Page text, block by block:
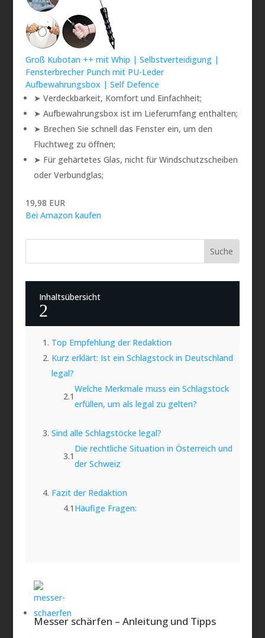
Groß Kubotan ++ mit Whip | Selbstverteidigung |
Fensterbrecher Punch mit PU-Leder
Aufbewahrungsbox | Self Defence
➤ Verdeckbarkeit, Komfort und Einfachheit;
➤ Aufbewahrungsbox ist im Lieferumfang enthalten;
➤ Brechen Sie schnell das Fenster ein, um den
Fluchtweg zu öffnen;
➤ Für gehärtetes Glas, nicht für Windschutzscheiben
oder Verbundglas;
19,98 EUR
Bei Amazon kaufen
Inhaltsübersicht
2
Top Empfehlung der Redaktion
Kurz erklärt: Ist ein Schlagstock in Deutschland
legal?
Welche Merkmale muss ein Schlagstock
erfüllen, um als legal zu gelten?
Sind alle Schlagstöcke legal?
Die rechtliche Situation in Österreich und
der Schweiz
Fazit der Redaktion
Häufige Fragen:
Messer schärfen – Anleitung und Tipps